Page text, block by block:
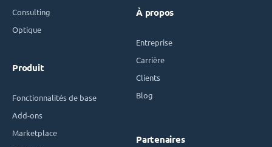
Consulting
Optique
Produit
Fonctionnalités de base
Add-ons
Marketplace
À propos
Entreprise
Carrière
Clients
Blog
Partenaires